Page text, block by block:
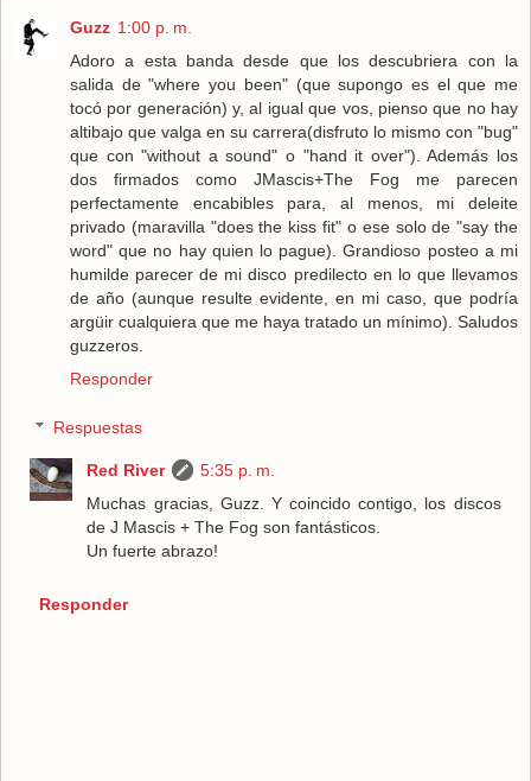
Guzz 1:00 p. m.
Adoro a esta banda desde que los descubriera con la
salida de "where you been" (que supongo es el que me
tocó por generación) y, al igual que vos, pienso que no hay
altibajo que valga en su carrera(disfruto lo mismo con "bug"
que con "without a sound" o "hand it over"). Además los
dos firmados como JMascis+The Fog me parecen
perfectamente encabibles para, al menos, mi deleite
privado (maravilla "does the kiss fit" o ese solo de "say the
word" que no hay quien lo pague). Grandioso posteo a mi
humilde parecer de mi disco predilecto en lo que llevamos
de año (aunque resulte evidente, en mi caso, que podría
argüir cualquiera que me haya tratado un mínimo). Saludos
guzzeros.
Responder
Respuestas
Red River
5:35 p. m.
Muchas gracias, Guzz. Y coincido contigo, los discos
de J Mascis + The Fog son fantásticos.
Un fuerte abrazo!
Responder